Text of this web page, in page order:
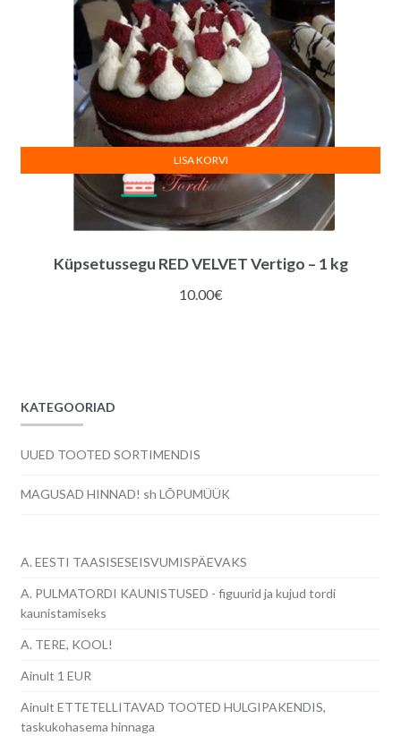
Küpsetussegu RED VELVET Vertigo – 1 kg
10.00€
LISA KORVI
KATEGOORIAD
UUED TOOTED SORTIMENDIS
MAGUSAD HINNAD! sh LÕPUMÜÜK
A. EESTI TAASISESEISVUMISPÄEVAKS
A. PULMATORDI KAUNISTUSED - figuurid ja kujud tordi
kaunistamiseks
A. TERE, KOOL!
Ainult 1 EUR
Ainult ETTETELLITAVAD TOOTED HULGIPAKENDIS,
taskukohasema hinnaga